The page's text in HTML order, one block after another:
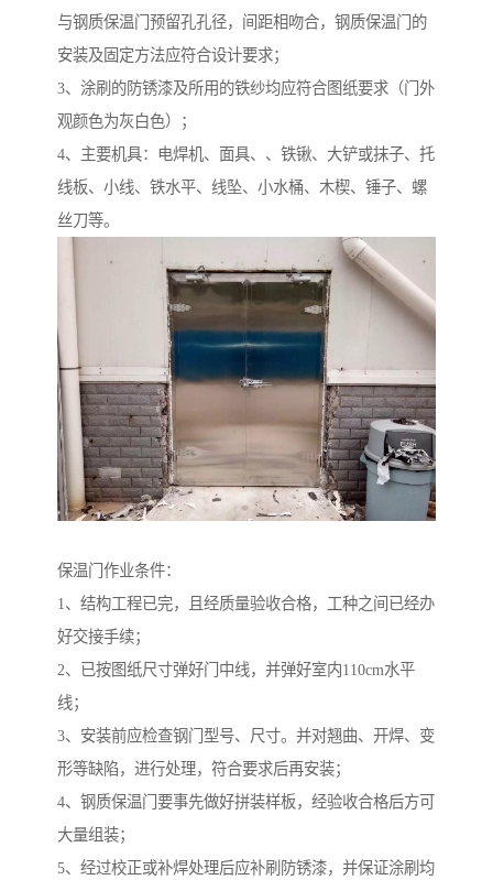
与钢质保温门预留孔孔径，间距相吻合，钢质保温门的
安装及固定方法应符合设计要求；
3、涂刷的防锈漆及所用的铁纱均应符合图纸要求（门外
观颜色为灰白色）；
4、主要机具：电焊机、面具、、铁锹、大铲或抹子、托
线板、小线、铁水平、线坠、小水桶、木楔、锤子、螺
丝刀等。
保温门作业条件：
1、结构工程已完，且经质量验收合格，工种之间已经办
好交接手续；
2、已按图纸尺寸弹好门中线，并弹好室内110cm水平
线；
3、安装前应检查钢门型号、尺寸。并对翘曲、开焊、变
形等缺陷，进行处理，符合要求后再安装；
4、钢质保温门要事先做好拼装样板，经验收合格后方可
大量组装；
5、经过校正或补焊处理后应补刷防锈漆，并保证涂刷均